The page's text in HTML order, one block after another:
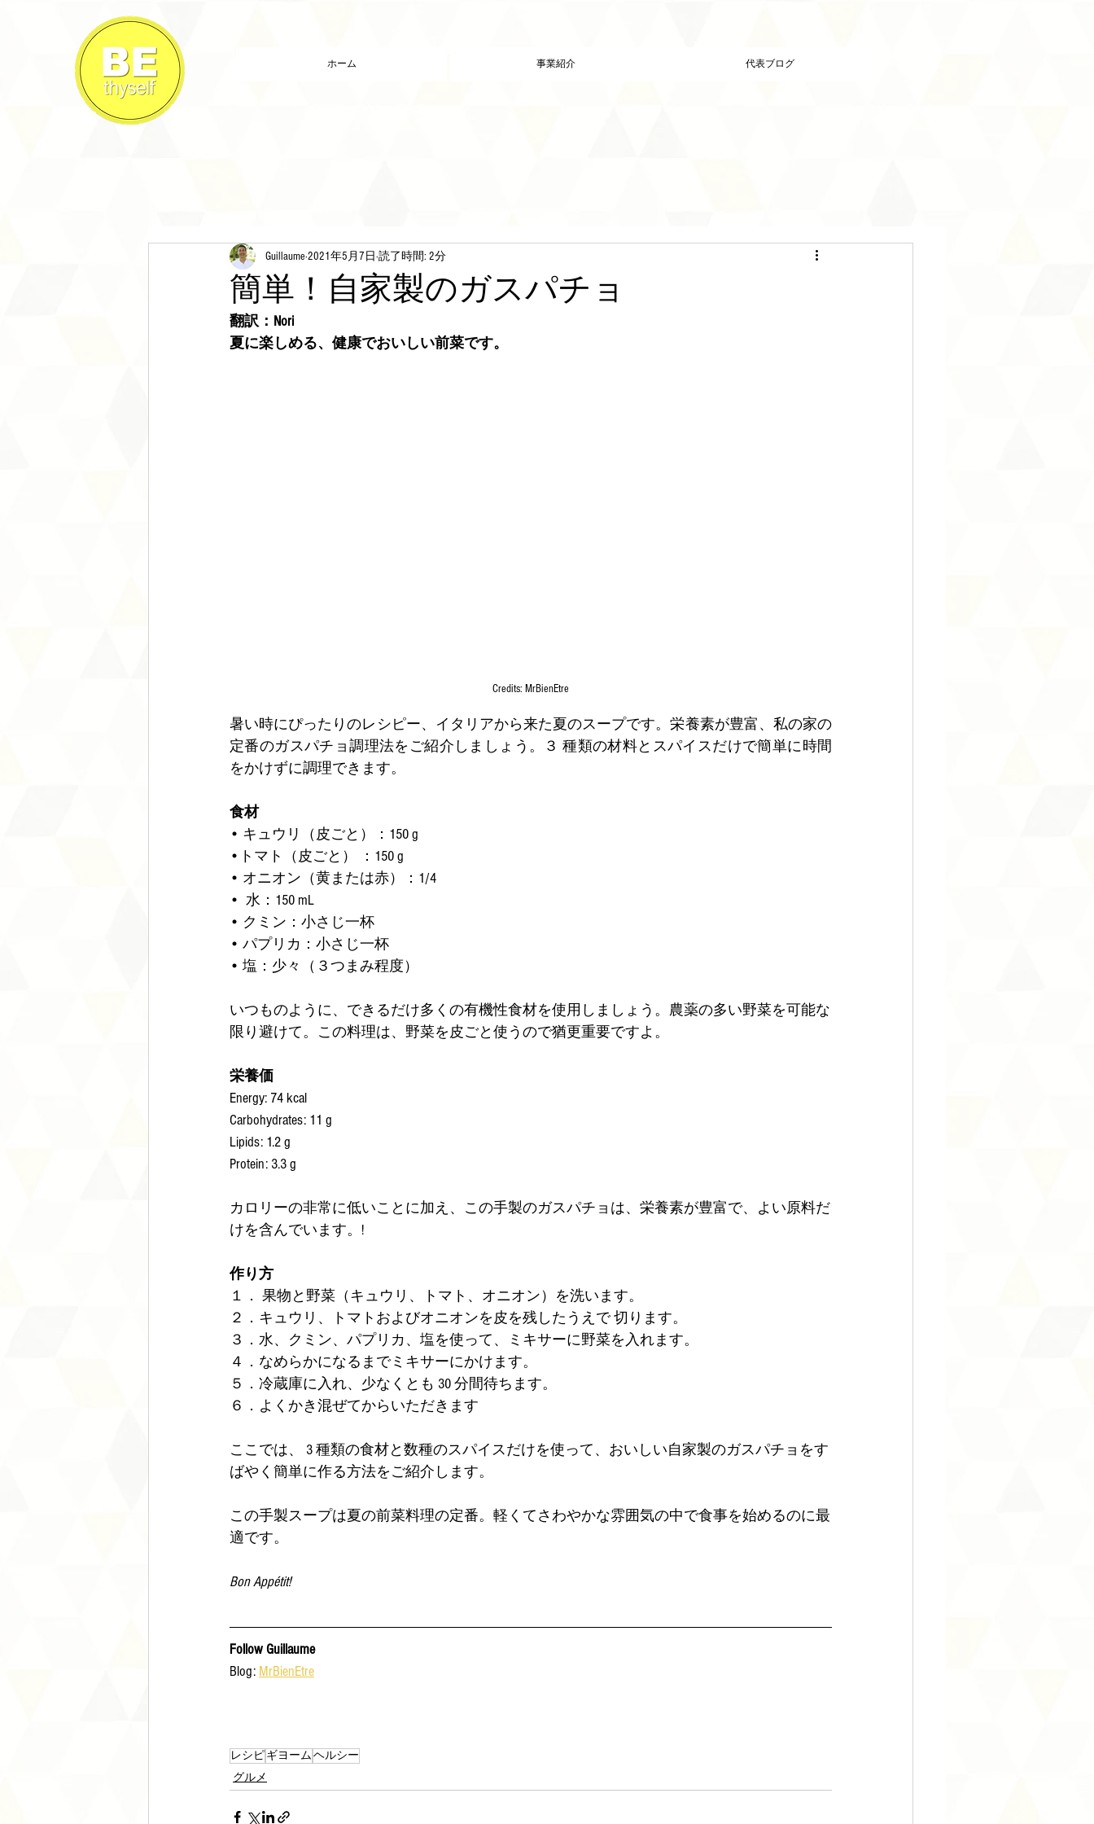
ホーム 事業紹介 代表ブログ
簡単！自家製のガスパチョ
Guillaume 2021年5月7日 読了時間: 2分
翻訳：Nori
夏に楽しめる、健康でおいしい前菜です。
Credits: MrBienEtre
暑い時にぴったりのレシピー、イタリアから来た夏のスープです。栄養素が豊富、私の家の
定番のガスパチョ調理法をご紹介しましょう。３ 種類の材料とスパイスだけで簡単に時間
をかけずに調理できます。
食材
• キュウリ（皮ごと）：150 g
•トマト（皮ごと） ：150 g
• オニオン（黄または赤）：1/4
•  水：150 mL
• クミン：小さじ一杯
• パプリカ：小さじ一杯
• 塩：少々（３つまみ程度）
いつものように、できるだけ多くの有機性食材を使用しましょう。農薬の多い野菜を可能な
限り避けて。この料理は、野菜を皮ごと使うので猶更重要ですよ。
栄養価
Energy: 74 kcal
Carbohydrates: 11 g
Lipids: 1.2 g
Protein: 3.3 g
カロリーの非常に低いことに加え、この手製のガスパチョは、栄養素が豊富で、よい原料だ
けを含んでいます。!
作り方
１． 果物と野菜（キュウリ、トマト、オニオン）を洗います。
２．キュウリ、トマトおよびオニオンを皮を残したうえで 切ります。
３．水、クミン、パプリカ、塩を使って、ミキサーに野菜を入れます。
４．なめらかになるまでミキサーにかけます。
５．冷蔵庫に入れ、少なくとも 30 分間待ちます。
６．よくかき混ぜてからいただきます
ここでは、 3 種類の食材と数種のスパイスだけを使って、おいしい自家製のガスパチョをす
ばやく簡単に作る方法をご紹介します。
この手製スープは夏の前菜料理の定番。軽くてさわやかな雰囲気の中で食事を始めるのに最
適です。
Bon Appétit!
Follow Guillaume
Blog: MrBienEtre
レシピギヨームヘルシー
グルメ